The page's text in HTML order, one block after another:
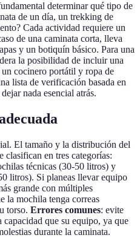
determinar qué tipo de
de un día, un trekking de
Cada actividad requiere un
de una caminata corta, lleva
y un botiquín básico. Para una
la posibilidad de incluir una
cocinero portátil y ropa de
lista de verificación basada en
nada esencial atrás.
El tamaño y la distribución del
clasifican en tres categorías:
técnicas (30-50 litros) y
litros). Si planeas llevar equipo
grande con múltiples
la mochila tenga correas
torso. Errores comunes: evite
que su equipo, ya que
durante la caminata.